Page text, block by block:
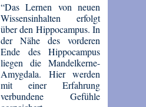
“Das Lernen von neuen
Wissensinhalten erfolgt
über den Hippocampus. In
der Nähe des vorderen
Ende des Hippocampus
liegen die Mandelkerne-
Amygdala. Hier werden
mit einer Erfahrung
verbundene Gefühle